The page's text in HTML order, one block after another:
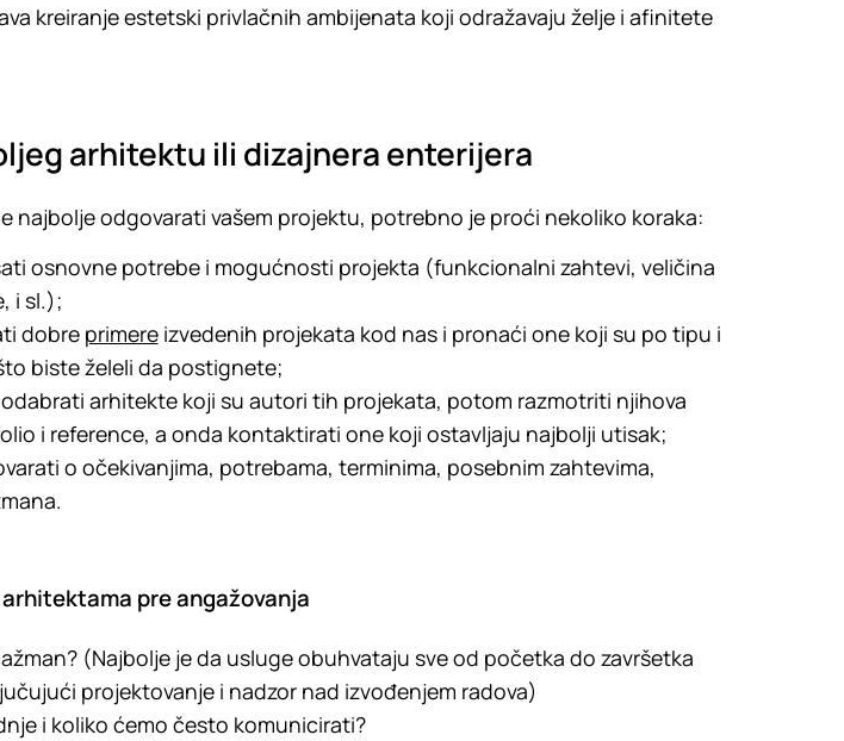
kreiranje estetski privlačnih ambijenata koji odražavaju želje i afinitete
arhitektu ili dizajnera enterijera
najbolje odgovarati vašem projektu, potrebno je proći nekoliko koraka:
osnovne potrebe i mogućnosti projekta (funkcionalni zahtevi, veličina
i sl.);
dobre primereizvedenih projekata kod nas i pronaći one koji su po tipu i
biste želeli da postignete;
arhitekte koji su autori tih projekata, potom razmotriti njihova
i reference, a onda kontaktirati one koji ostavljaju najbolji utisak;
o očekivanjima, potrebama, terminima, posebnim zahtevima,
pre angažovanja
(Najbolje je da usluge obuhvataju sve od početka do završetka
projektovanje i nadzor nad izvođenjem radova)
i koliko ćemo često komunicirati?